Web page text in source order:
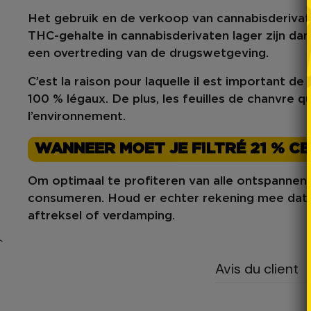
Het gebruik en de verkoop van
THC-gehalte in cannabisderivaten lager zijn
een overtreding van de drugswetgeving.
C’est la raison pour laquelle il est important
100 % légaux. De plus, les feuilles de chanvre
l’environnement.
WANNEER MOET JE FILTRÉ 21 %
Om optimaal te profiteren van alle
consumeren. Houd er echter rekening mee
aftreksel of verdamping.
`
Avis du client